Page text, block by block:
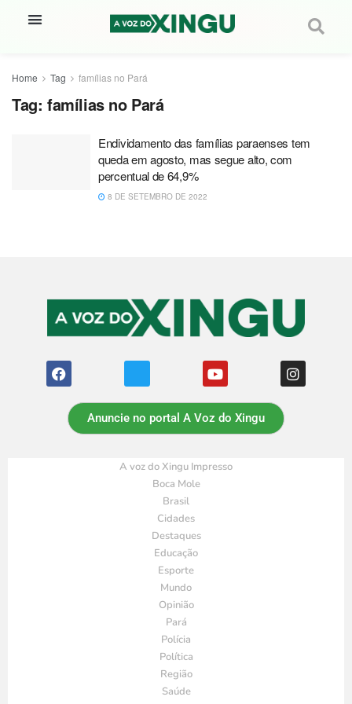
Home Tag famílias no Pará
Tag: famílias no Pará
Endividamento das famílias paraenses tem
queda em agosto, mas segue alto, com
percentual de 64,9%
8 DE SETEMBRO DE 2022
Anuncie no portal A Voz do Xingu
A voz do Xingu Impresso
Boca Mole
Brasil
Cidades
Destaques
Educação
Esporte
Mundo
Opinião
Pará
Polícia
Política
Região
Saúde